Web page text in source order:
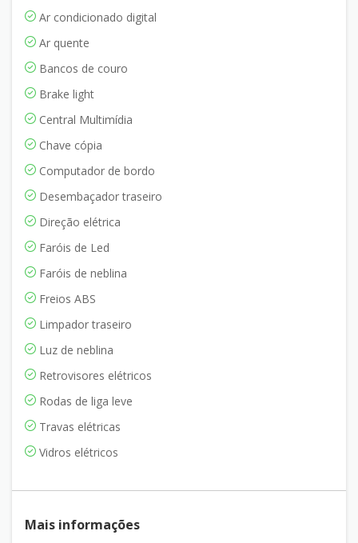
Ar condicionado digital
Ar quente
Bancos de couro
Brake light
Central Multimídia
Chave cópia
Computador de bordo
Desembaçador traseiro
Direção elétrica
Faróis de Led
Faróis de neblina
Freios ABS
Limpador traseiro
Luz de neblina
Retrovisores elétricos
Rodas de liga leve
Travas elétricas
Vidros elétricos
Mais informações